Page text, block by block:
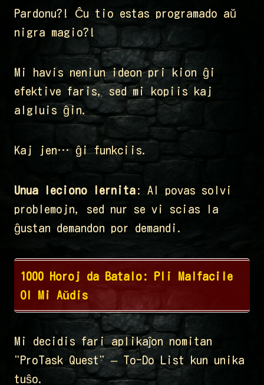
Pardonu?! Ĉu tio estas programado aŭ
nigra magio?!
Mi havis neniun ideon pri kion ĝi
efektive faris, sed mi kopiis kaj
algluis ĝin.
Kaj jen… ĝi funkciis.
Unua leciono lernita : AI povas solvi
problemojn, sed nur se vi scias la
ĝustan demandon por demandi.
1000 Horoj da Batalo: Pli Malfacile
Ol Mi Aŭdis
Mi decidis fari aplikaĵon nomitan
"ProTask Quest" – To-Do List kun unika
tuŝo.